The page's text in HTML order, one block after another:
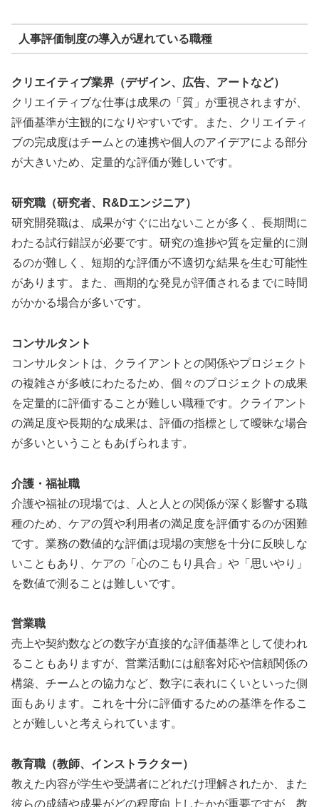
人事評価制度の導入が遅れている職種
クリエイティブ業界（デザイン、広告、アートなど）
クリエイティブな仕事は成果の「質」が重視されますが、
評価基準が主観的になりやすいです。また、クリエイティ
ブの完成度はチームとの連携や個人のアイデアによる部分
が大きいため、定量的な評価が難しいです。
研究職（研究者、R&Dエンジニア）
研究開発職は、成果がすぐに出ないことが多く、長期間に
わたる試行錯誤が必要です。研究の進捗や質を定量的に測
るのが難しく、短期的な評価が不適切な結果を生む可能性
があります。また、画期的な発見が評価されるまでに時間
がかかる場合が多いです。
コンサルタント
コンサルタントは、クライアントとの関係やプロジェクト
の複雑さが多岐にわたるため、個々のプロジェクトの成果
を定量的に評価することが難しい職種です。クライアント
の満足度や長期的な成果は、評価の指標として曖昧な場合
が多いということもあげられます。
介護・福祉職
介護や福祉の現場では、人と人との関係が深く影響する職
種のため、ケアの質や利用者の満足度を評価するのが困難
です。業務の数値的な評価は現場の実態を十分に反映しな
いこともあり、ケアの「心のこもり具合」や「思いやり」
を数値で測ることは難しいです。
営業職
売上や契約数などの数字が直接的な評価基準として使われ
ることもありますが、営業活動には顧客対応や信頼関係の
構築、チームとの協力など、数字に表れにくいといった側
面もあります。これを十分に評価するための基準を作るこ
とが難しいと考えられています。
教育職（教師、インストラクター）
教えた内容が学生や受講者にどれだけ理解されたか、また
彼らの成績や成果がどの程度向上したかが重要ですが、教